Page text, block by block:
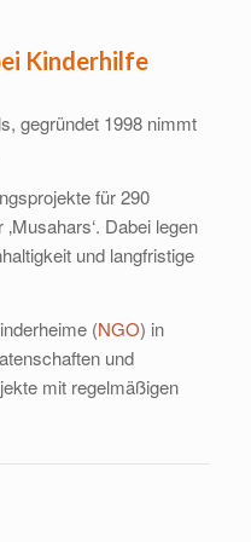
Kinderhilfe
gegründet 1998 nimmt
für 290
Dabei legen
und langfristige
(NGO) in
und
mit regelmäßigen